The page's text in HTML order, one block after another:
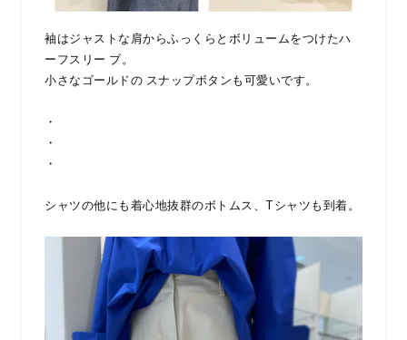
袖はジャストな肩からふっくらとボリュームをつけたハ
ーフスリー ブ。
小さなゴールドの スナップボタンも可愛いです。
・
・
・
シャツの他にも着心地抜群のボトムス、Tシャツも到着。